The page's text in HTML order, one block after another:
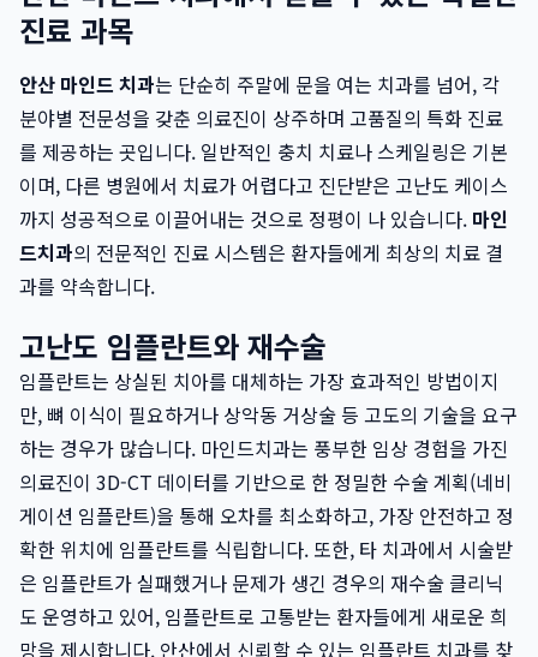
진료 과목
안산 마인드 치과는 단순히 주말에 문을 여는 치과를 넘어, 각
분야별 전문성을 갖춘 의료진이 상주하며 고품질의 특화 진료
를 제공하는 곳입니다. 일반적인 충치 치료나 스케일링은 기본
이며, 다른 병원에서 치료가 어렵다고 진단받은 고난도 케이스
까지 성공적으로 이끌어내는 것으로 정평이 나 있습니다. 마인
드치과의 전문적인 진료 시스템은 환자들에게 최상의 치료 결
과를 약속합니다.
고난도 임플란트와 재수술
임플란트는 상실된 치아를 대체하는 가장 효과적인 방법이지
만, 뼈 이식이 필요하거나 상악동 거상술 등 고도의 기술을 요구
하는 경우가 많습니다. 마인드치과는 풍부한 임상 경험을 가진
의료진이 3D-CT 데이터를 기반으로 한 정밀한 수술 계획(네비
게이션 임플란트)을 통해 오차를 최소화하고, 가장 안전하고 정
확한 위치에 임플란트를 식립합니다. 또한, 타 치과에서 시술받
은 임플란트가 실패했거나 문제가 생긴 경우의 재수술 클리닉
도 운영하고 있어, 임플란트로 고통받는 환자들에게 새로운 희
망을 제시합니다. 안산에서 신뢰할 수 있는 임플란트 치과를 찾